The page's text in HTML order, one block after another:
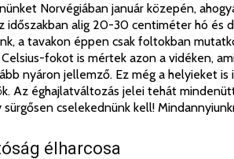
Norvégiában január közepén,
időszakban alig 20-30 centiméter hó és
a tavakon éppen csak foltokban
Celsius-fokot is mértek azon a vidéken,
nyáron jellemző. Ez még a helyieket
Az éghajlatváltozás jelei tehát
cselekednünk kell!
élharcosa